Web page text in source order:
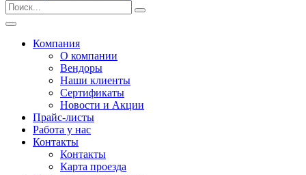
Компания
О компании
Вендоры
Наши клиенты
Сертификаты
Новости и Акции
Прайс-листы
Работа у нас
Контакты
Контакты
Карта проезда